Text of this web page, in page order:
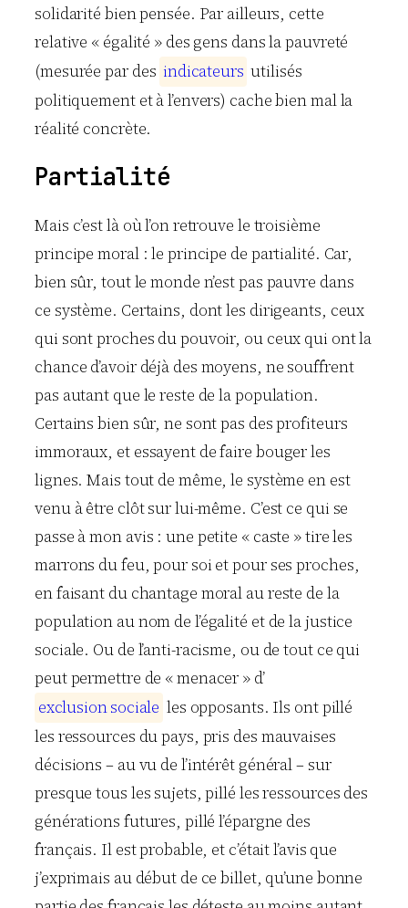
solidarité bien pensée. Par ailleurs, cette
relative « égalité » des gens dans la pauvreté
(mesurée par des indicateurs utilisés
politiquement et à l’envers) cache bien mal la
réalité concrète.
Partialité
Mais c’est là où l’on retrouve le troisième
principe moral : le principe de partialité. Car,
bien sûr, tout le monde n’est pas pauvre dans
ce système. Certains, dont les dirigeants, ceux
qui sont proches du pouvoir, ou ceux qui ont la
chance d’avoir déjà des moyens, ne souffrent
pas autant que le reste de la population.
Certains bien sûr, ne sont pas des profiteurs
immoraux, et essayent de faire bouger les
lignes. Mais tout de même, le système en est
venu à être clôt sur lui-même. C’est ce qui se
passe à mon avis : une petite « caste » tire les
marrons du feu, pour soi et pour ses proches,
en faisant du chantage moral au reste de la
population au nom de l’égalité et de la justice
sociale. Ou de l’anti-racisme, ou de tout ce qui
peut permettre de « menacer » d’
exclusionsociale les opposants. Ils ont pillé
les ressources du pays, pris des mauvaises
décisions – au vu de l’intérêt général – sur
presque tous les sujets, pillé les ressources des
générations futures, pillé l’épargne des
français. Il est probable, et c’était l’avis que
j’exprimais au début de ce billet, qu’une bonne